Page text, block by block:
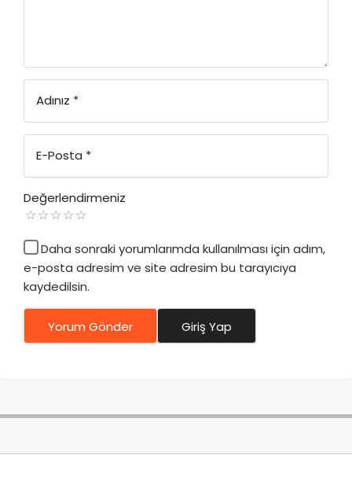
Adınız *
E-Posta *
Değerlendirmeniz
Daha sonraki yorumlarımda kullanılması için adım,
e-posta adresim ve site adresim bu tarayıcıya
kaydedilsin.
Yorum Gönder Giriş Yap